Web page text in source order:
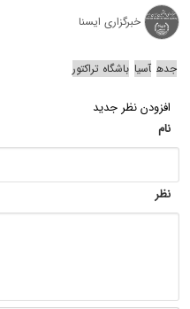
خبرگزاری ایسنا
جده آسیا باشگاه تراکتور
افزودن نظر جدید
نام
نظر